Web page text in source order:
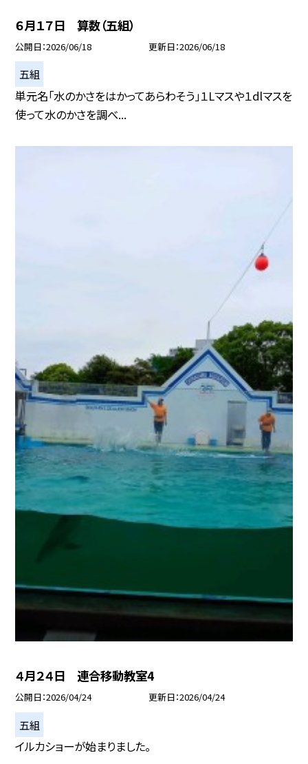
６月１７日 算数（五組）
公開日 2026/06/18 更新日 2026/06/18
五組
単元名「水のかさをはかってあらわそう」１Lマスや１dlマスを
使って水のかさを調べ...
４月２４日 連合移動教室4
公開日 2026/04/24 更新日 2026/04/24
五組
イルカショーが始まりました。